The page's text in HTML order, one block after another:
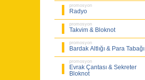
promosyon
Radyo
promosyon
Takvim & Bloknot
promosyon
Bardak Altlığı & Para Tabağı
promosyon
Evrak Çantası & Sekreter
Bloknot